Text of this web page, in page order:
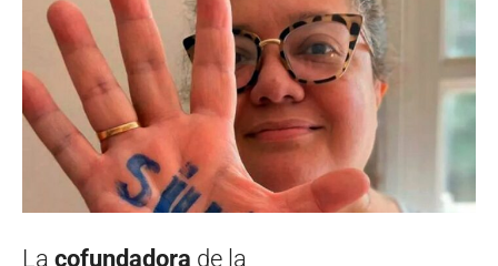
La cofundadora de la